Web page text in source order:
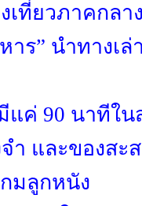
เที่ยวภาคกลา
ร” นำทางเล่
ค่ 90 นาทีใน
ำ และของสะ
มลูกหนัง